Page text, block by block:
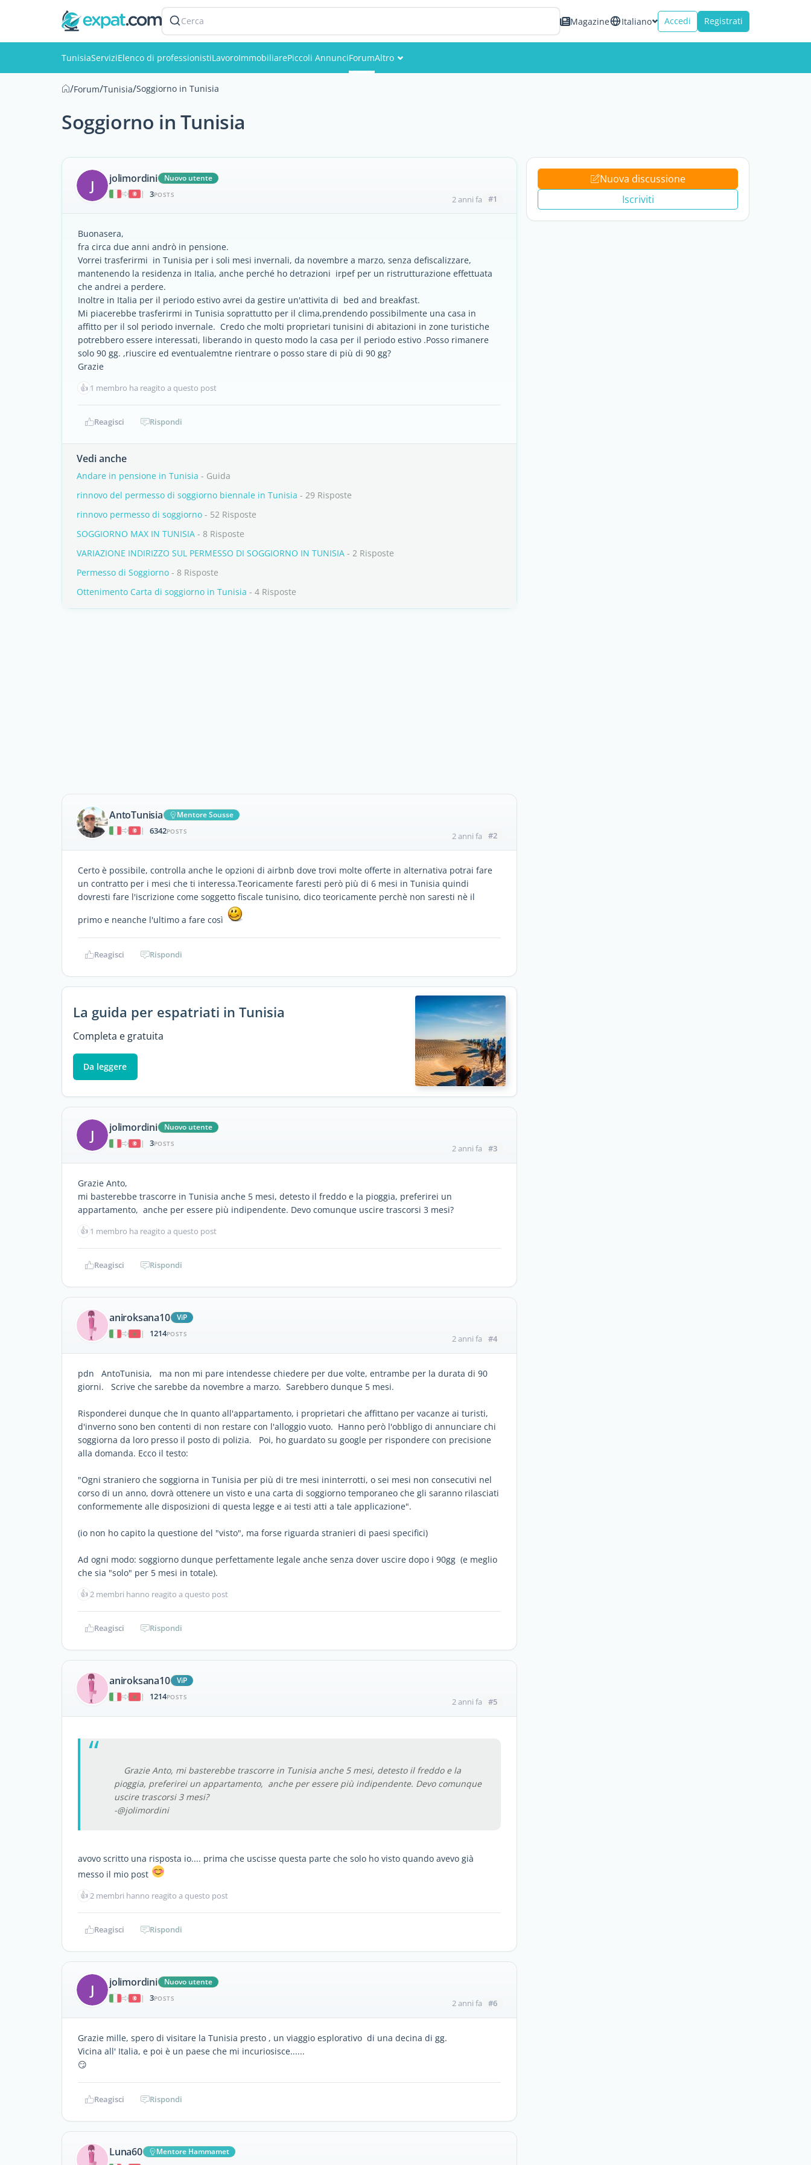
Cerca Magazine Italiano Accedi Registrati
TunisiaServiziElenco di professionistiLavoroImmobiliarePiccoli AnnunciForumAltro
/Forum/Tunisia/Soggiorno in Tunisia
Soggiorno in Tunisia
J jolimordini
Nuovo utente
|
3POSTS 2 anni fa #1
Buonasera,
fra circa due anni andrò in pensione.
Vorrei trasferirmi in Tunisia per i soli mesi invernali, da novembre a marzo, senza defiscalizzare,
mantenendo la residenza in Italia, anche perché ho detrazioni irpef per un ristrutturazione effettuata
che andrei a perdere.
Inoltre in Italia per il periodo estivo avrei da gestire un'attivita di bed and breakfast.
Mi piacerebbe trasferirmi in Tunisia soprattutto per il clima,prendendo possibilmente una casa in
affitto per il sol periodo invernale. Credo che molti proprietari tunisini di abitazioni in zone turistiche
potrebbero essere interessati, liberando in questo modo la casa per il periodo estivo .Posso rimanere
solo 90 gg. ,riuscire ed eventualemtne rientrare o posso stare di più di 90 gg?
Grazie
👍 1 membro ha reagito a questo post
Reagisci Rispondi
Vedi anche
Andare in pensione in Tunisia - Guida
rinnovo del permesso di soggiorno biennale in Tunisia - 29 Risposte
rinnovo permesso di soggiorno - 52 Risposte
SOGGIORNO MAX IN TUNISIA - 8 Risposte
VARIAZIONE INDIRIZZO SUL PERMESSO DI SOGGIORNO IN TUNISIA - 2 Risposte
Permesso di Soggiorno - 8 Risposte
Ottenimento Carta di soggiorno in Tunisia - 4 Risposte
AntoTunisia
Mentore Sousse
|
6342POSTS 2 anni fa #2
Certo è possibile, controlla anche le opzioni di airbnb dove trovi molte offerte in alternativa potrai fare
un contratto per i mesi che ti interessa.Teoricamente faresti però più di 6 mesi in Tunisia quindi
dovresti fare l'iscrizione come soggetto fiscale tunisino, dico teoricamente perchè non saresti nè il
primo e neanche l'ultimo a fare così
Reagisci Rispondi
La guida per espatriati in Tunisia
Completa e gratuita
Da leggere
J jolimordini
Nuovo utente
|
3POSTS 2 anni fa #3
Grazie Anto,
mi basterebbe trascorre in Tunisia anche 5 mesi, detesto il freddo e la pioggia, preferirei un
appartamento, anche per essere più indipendente. Devo comunque uscire trascorsi 3 mesi?
👍 1 membro ha reagito a questo post
Reagisci Rispondi
aniroksana10
ViP
|
1214POSTS 2 anni fa #4
pdn AntoTunisia, ma non mi pare intendesse chiedere per due volte, entrambe per la durata di 90
giorni. Scrive che sarebbe da novembre a marzo. Sarebbero dunque 5 mesi.
Risponderei dunque che In quanto all'appartamento, i proprietari che affittano per vacanze ai turisti,
d'inverno sono ben contenti di non restare con l'alloggio vuoto. Hanno però l'obbligo di annunciare chi
soggiorna da loro presso il posto di polizia. Poi, ho guardato su google per rispondere con precisione
alla domanda. Ecco il testo:
"Ogni straniero che soggiorna in Tunisia per più di tre mesi ininterrotti, o sei mesi non consecutivi nel
corso di un anno, dovrà ottenere un visto e una carta di soggiorno temporaneo che gli saranno rilasciati
conformemente alle disposizioni di questa legge e ai testi atti a tale applicazione".
(io non ho capito la questione del "visto", ma forse riguarda stranieri di paesi specifici)
Ad ogni modo: soggiorno dunque perfettamente legale anche senza dover uscire dopo i 90gg (e meglio
che sia "solo" per 5 mesi in totale).
👍2 membri hanno reagito a questo post
Reagisci Rispondi
aniroksana10
ViP
|
1214POSTS 2 anni fa #5
Grazie Anto, mi basterebbe trascorre in Tunisia anche 5 mesi, detesto il freddo e la
pioggia, preferirei un appartamento, anche per essere più indipendente. Devo comunque
uscire trascorsi 3 mesi?
-@jolimordini
avovo scritto una risposta io.... prima che uscisse questa parte che solo ho visto quando avevo già
messo il mio post
👍2 membri hanno reagito a questo post
Reagisci Rispondi
J jolimordini
Nuovo utente
|
3POSTS 2 anni fa #6
Grazie mille, spero di visitare la Tunisia presto , un viaggio esplorativo di una decina di gg.
Vicina all' Italia, e poi è un paese che mi incuriosisce......
😏
Reagisci Rispondi
Luna60
Mentore Hammamet
Nuova discussione
Iscriviti